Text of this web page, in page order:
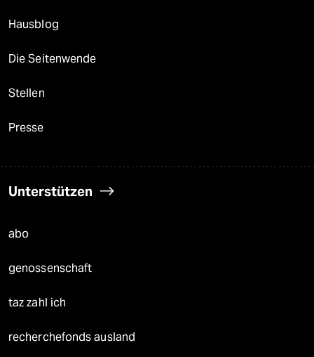
Hausblog
Die Seitenwende
Stellen
Presse
Unterstützen
abo
genossenschaft
taz zahl ich
recherchefonds ausland